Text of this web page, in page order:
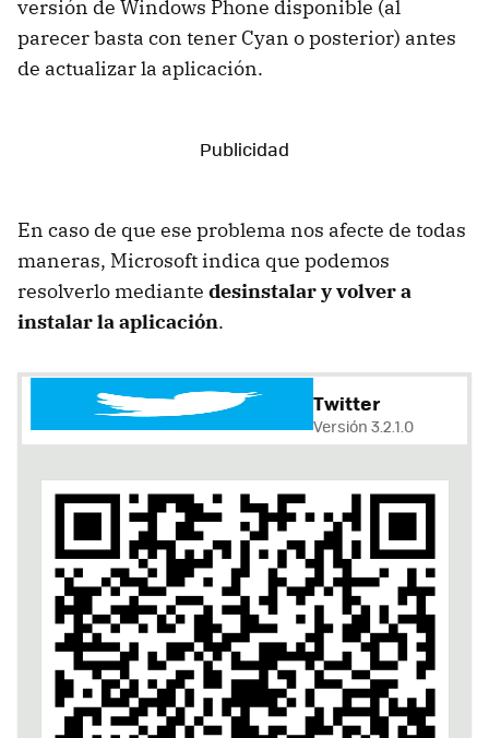
versión de Windows Phone disponible (al
parecer basta con tener Cyan o posterior) antes
de actualizar la aplicación.
En caso de que ese problema nos afecte de todas
maneras, Microsoft indica que podemos
resolverlo mediante desinstalar y volver a
instalar la aplicación.
Twitter
Versión 3.2.1.0